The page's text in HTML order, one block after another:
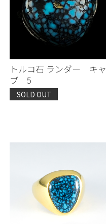
トルコ石 ランダー キャ
ブ 5
SOLD OUT